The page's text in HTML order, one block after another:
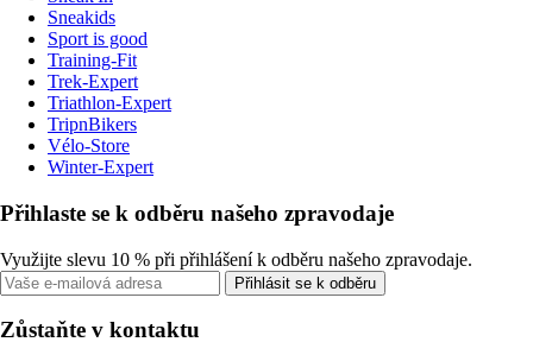
Sneakids
Sport is good
Training-Fit
Trek-Expert
Triathlon-Expert
TripnBikers
Vélo-Store
Winter-Expert
Přihlaste se k odběru našeho zpravodaje
Využijte slevu 10 % při přihlášení k odběru našeho zpravodaje.
Přihlásit se k odběru
Zůstaňte v kontaktu